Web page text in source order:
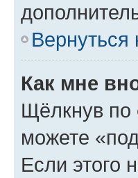
Вернуться
Как мне
Щёлкнув по
можете
Если этого